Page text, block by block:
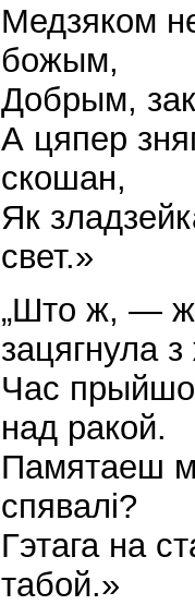
Медзяком
божым,
Добрым,
А цяпер
скошан,
Як
свет.»
„Што ж, —
зацягнула
Час
над ракой.
Памятаеш
спявалi?
Гэтага на
табой.»